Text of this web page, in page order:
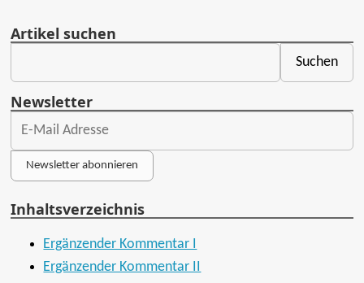
Artikel suchen
Newsletter
Newsletter abonnieren
Inhaltsverzeichnis
Ergänzender Kommentar I
Ergänzender Kommentar II